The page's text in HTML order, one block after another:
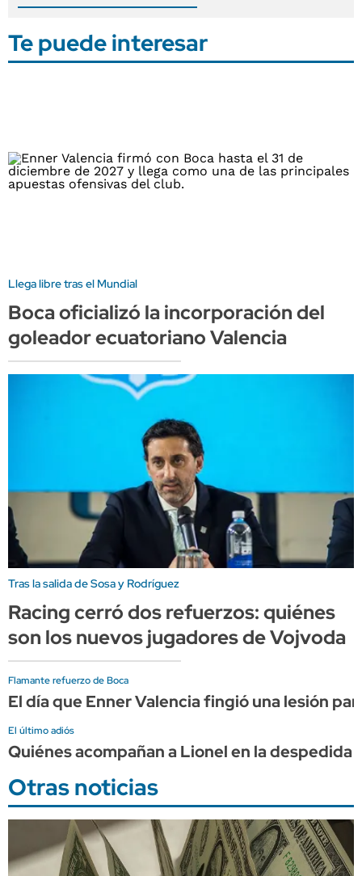
Te puede interesar
Llega libre tras el Mundial
Boca oficializó la incorporación del
goleador ecuatoriano Valencia
Tras la salida de Sosa y Rodríguez
Racing cerró dos refuerzos: quiénes
son los nuevos jugadores de Vojvoda
Flamante refuerzo de Boca
El día que Enner Valencia fingió una lesión
El último adiós
Quiénes acompañan a Lionel en la despedida
Otras noticias